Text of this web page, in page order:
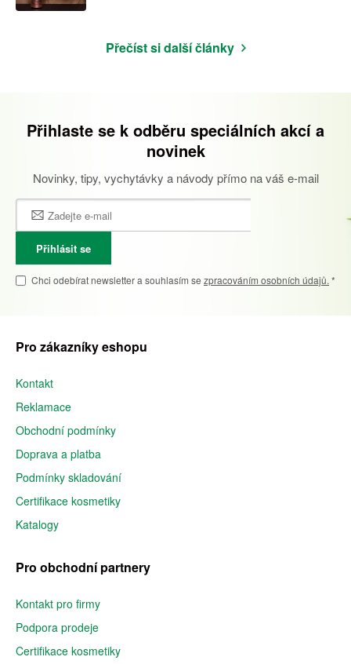
Přečíst si další články
Přihlaste se k odběru speciálních akcí a
novinek
Novinky, tipy, vychytávky a návody přímo na váš e-mail
Přihlásit se
Chci odebírat newsletter a souhlasím se zpracováním osobních údajů. *
Pro zákazníky eshopu
Kontakt
Reklamace
Obchodní podmínky
Doprava a platba
Podmínky skladování
Certifikace kosmetiky
Katalogy
Pro obchodní partnery
Kontakt pro firmy
Podpora prodeje
Certifikace kosmetiky